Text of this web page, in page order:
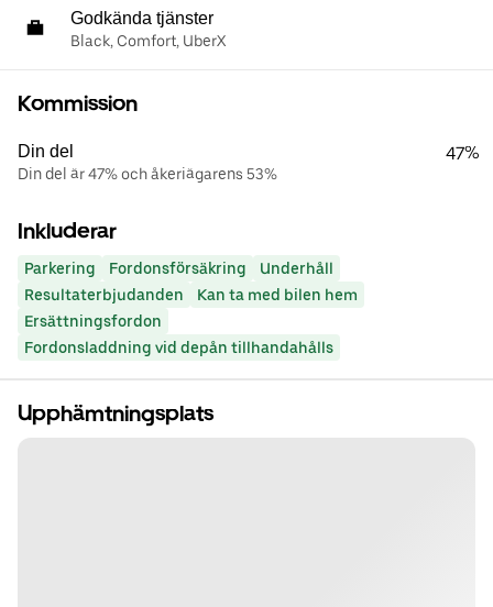
Godkända tjänster
Black, Comfort, UberX
Kommission
Din del
Din del är 47% och åkeriägarens 53%
47%
Inkluderar
Parkering Fordonsförsäkring
Underhåll
Resultaterbjudanden
Kan ta med bilen hem
Ersättningsfordon
Fordonsladdning vid depån tillhandahålls
Upphämtningsplats